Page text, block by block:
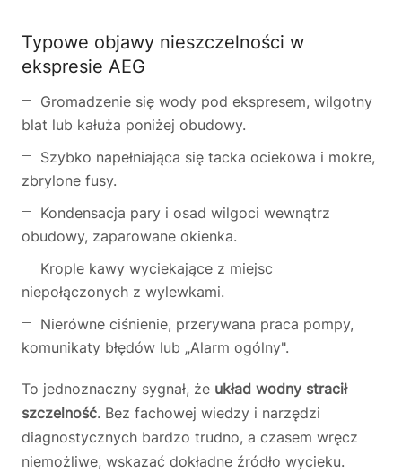
Typowe objawy nieszczelności w
ekspresie AEG
Gromadzenie się wody pod ekspresem, wilgotny
blat lub kałuża poniżej obudowy.
Szybko napełniająca się tacka ociekowa i mokre,
zbrylone fusy.
Kondensacja pary i osad wilgoci wewnątrz
obudowy, zaparowane okienka.
Krople kawy wyciekające z miejsc
niepołączonych z wylewkami.
Nierówne ciśnienie, przerywana praca pompy,
komunikaty błędów lub „Alarm ogólny".
To jednoznaczny sygnał, że układ wodny stracił
szczelność. Bez fachowej wiedzy i narzędzi
diagnostycznych bardzo trudno, a czasem wręcz
niemożliwe, wskazać dokładne źródło wycieku.